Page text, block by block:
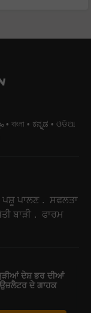
বাংলা ಕನ್ನಡ
ଓଡିଆ
ਪਸ਼ੂ ਪਾਲਣ
ਸਫਲਤਾ
ਬਾੜੀ
ਫਾਰਮ
ਦੇਸ਼ ਭਰ ਦੀਆਂ
ਦੇ ਗਾਹਕ